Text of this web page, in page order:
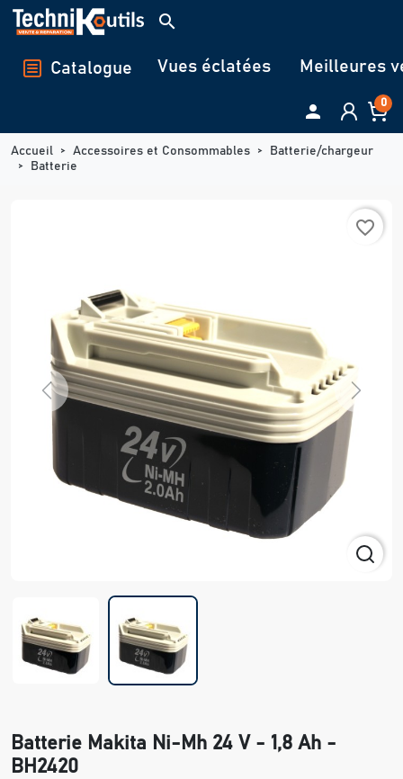
Panneau de gestion des cookies
search
Catalogue Vues éclatées Meilleures
 0
Accueil Accessoires et Consommables
Batterie/chargeur
Batterie
favorite_border
Previous Next
Batterie Makita Ni-Mh 24 V - 1,8 Ah -
BH2420